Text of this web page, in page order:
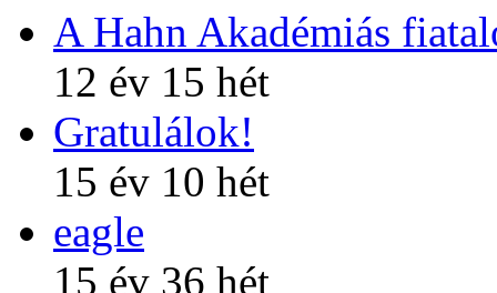
A Hahn Akadémiás
12 év 15 hét
Gratulálok!
15 év 10 hét
eagle
15 év 36 hét